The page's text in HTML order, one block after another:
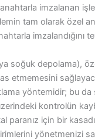
imzalanan
tam olarak özel
imzalandığını
soğuk depolama),
etmemesini
yöntemidir; bu da
kontrolün
paranız için bir
yönetmenizi